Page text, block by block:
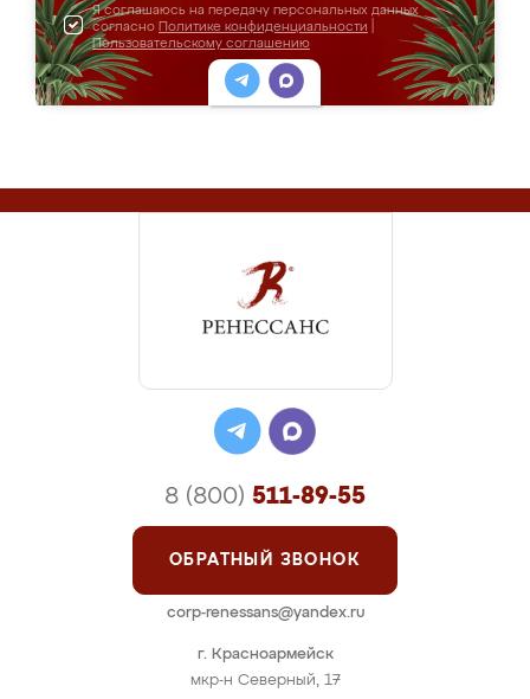
Я соглашаюсь на передачу персональных данных
согласно Политике конфиденциальности
Пользовательскому соглашению
г. Красноармейск
мкр-н Северный, 17
8 (800) 511-89-55
ОБРАТНЫЙ ЗВОНОК
corp-renessans@yandex.ru